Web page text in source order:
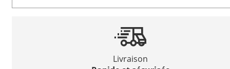
Livraison